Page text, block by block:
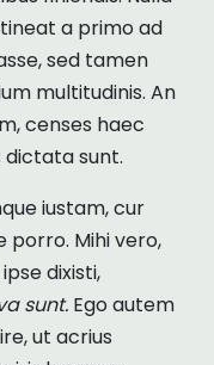
a primo ad
sed tamen
multitudinis. An
censes haec
dictata sunt.
iustam, cur
porro. Mihi vero,
dixisti,
sunt. Ego autem
ut acrius